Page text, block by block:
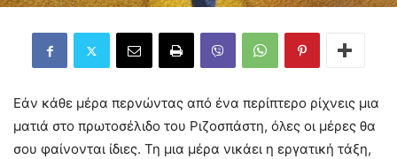
Eάν κάθε μέρα περνώντας από ένα περίπτερο ρίχνεις μια
ματιά στο πρωτοσέλιδο του Ριζοσπάστη, όλες οι μέρες θα
σου φαίνονται ίδιες. Τη μια μέρα νικάει η εργατική τάξη,